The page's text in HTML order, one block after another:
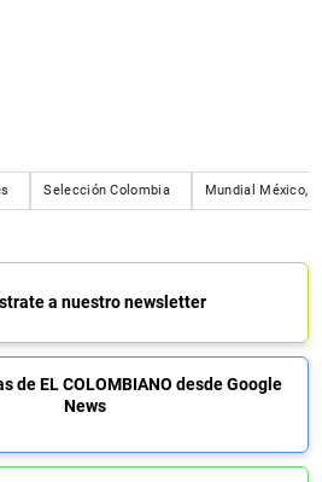
Selección Colombia Mundial México,
a nuestro newsletter
de EL COLOMBIANO desde Google
News